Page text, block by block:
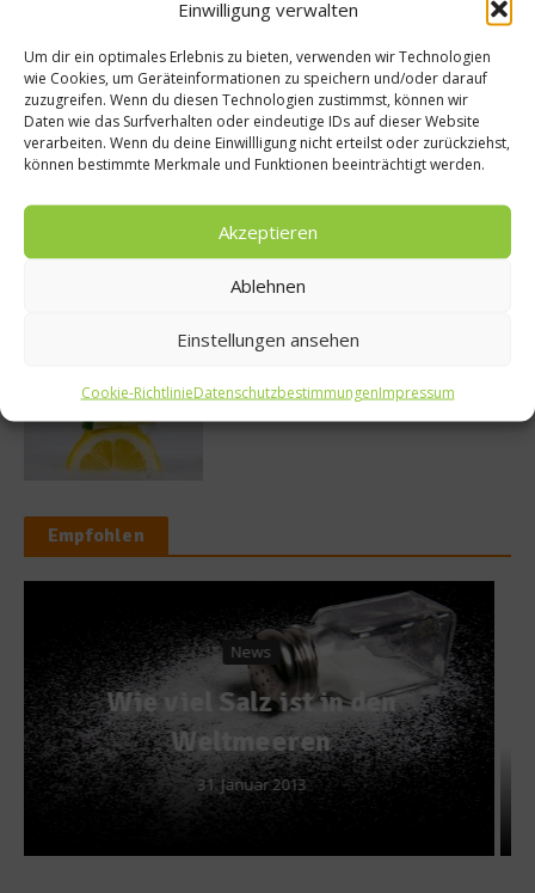
Einwilligung verwalten
Um dir ein optimales Erlebnis zu bieten, verwenden wir Technologien
wie Cookies, um Geräteinformationen zu speichern und/oder darauf
zuzugreifen. Wenn du diesen Technologien zustimmst, können wir
Daten wie das Surfverhalten oder eindeutige IDs auf dieser Website
verarbeiten. Wenn du deine Einwillligung nicht erteilst oder zurückziehst,
können bestimmte Merkmale und Funktionen beeinträchtigt werden.
Akzeptieren
Ablehnen
Einstellungen ansehen
Cookie-RichtlinieDatenschutzbestimmungenImpressum
So bildet sich eine krosse
Schweinebratenkruste
Beachcomber – Alles über das Restaurant
Heinz Beck im Forte Village Resort
und Limetten?
Empfohlen
News
Die Zahl der Woche: 95,4
28. November 2012